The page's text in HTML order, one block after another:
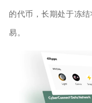
的代币，长期处于冻
易。